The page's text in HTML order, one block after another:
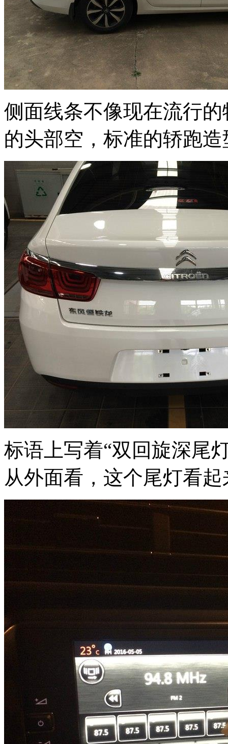
侧面线条不像现在流行
的头部空，标准的轿跑
标语上写着“双回旋深尾
从外面看，这个尾灯看